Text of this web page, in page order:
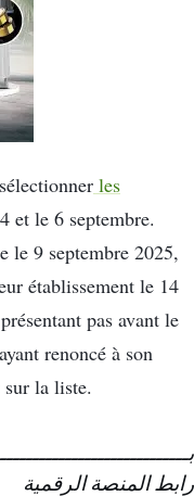
les
et le 6 septembre.
le 9 septembre 2025,
établissement le 14
pas avant le
renoncé à son
la liste.
رابط المنصة الرقمية